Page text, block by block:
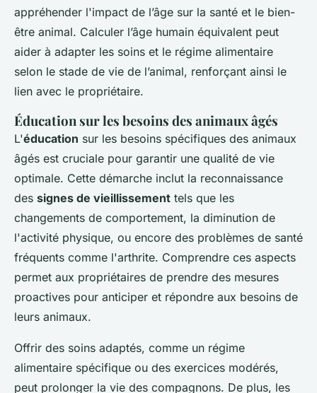
appréhender l'impact de l’âge sur la santé et le bien-
être animal. Calculer l’âge humain équivalent peut
aider à adapter les soins et le régime alimentaire
selon le stade de vie de l’animal, renforçant ainsi le
lien avec le propriétaire.
Éducation sur les besoins des animaux âgés
L'éducation sur les besoins spécifiques des animaux
âgés est cruciale pour garantir une qualité de vie
optimale. Cette démarche inclut la reconnaissance
des signes de vieillissement tels que les
changements de comportement, la diminution de
l'activité physique, ou encore des problèmes de santé
fréquents comme l'arthrite. Comprendre ces aspects
permet aux propriétaires de prendre des mesures
proactives pour anticiper et répondre aux besoins de
leurs animaux.
Offrir des soins adaptés, comme un régime
alimentaire spécifique ou des exercices modérés,
peut prolonger la vie des compagnons. De plus, les